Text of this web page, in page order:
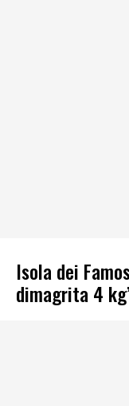
Isola dei
dimagrita 4